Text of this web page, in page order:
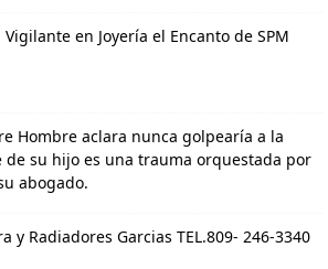
en Joyería el Encanto de SPM
Hombre aclara nunca golpearía a la
de su hijo es una trauma orquestada por
abogado.
y Radiadores Garcias TEL.809- 246-3340